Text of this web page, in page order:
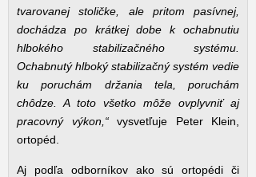
tvarovanej stoličke, ale pritom pasívnej,
dochádza po krátkej dobe k ochabnutiu
hlbokého stabilizačného systému.
Ochabnutý hlboký stabilizačný systém vedie
ku poruchám držania tela, poruchám
chôdze. A toto všetko môže ovplyvniť aj
pracovný výkon,“vysvetľuje Peter Klein,
ortopéd.
Aj podľa odborníkov ako sú ortopédi či